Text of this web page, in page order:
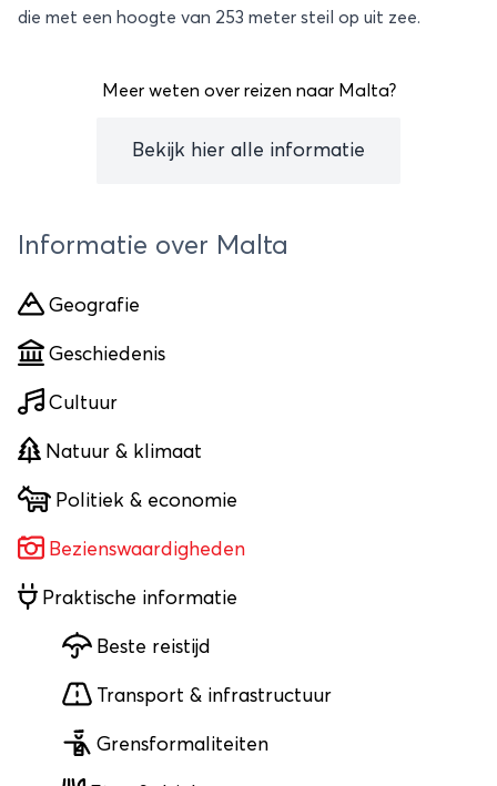
die met een hoogte van 253 meter steil op uit zee.
Meer weten over reizen naar Malta?
Bekijk hier alle informatie
Informatie over Malta
Geografie
Geschiedenis
Cultuur
Natuur & klimaat
Politiek & economie
Bezienswaardigheden
Praktische informatie
Beste reistijd
Transport & infrastructuur
Grensformaliteiten